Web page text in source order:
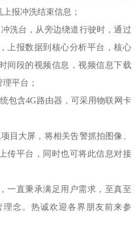
报冲洗结束信息；
洗台，从旁边绕道行驶时，通过
上报数据到核心分析平台，核心
间段的视频信息，视频信息下载
平台；
包含4G路由器，可采用物联网卡
目大屏，将相关告警抓拍图像、
传平台，同时也可将此信息对接
一直秉承满足用户需求，至真至
念。热诚欢迎各界朋友前来参